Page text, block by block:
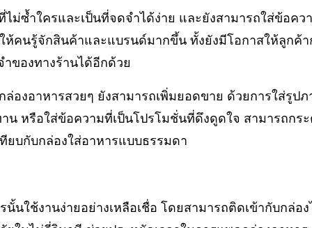
ไม่ซ้ำใครและเป็นที่จดจำได้ง่าย และยังสามารถใส่ข้อค
ห้คนรู้จักสินค้าและแบรนด์มากขึ้น ทั้งยังมีโอกาสให้ลูกค้
ของทางร้านได้อีกด้วย
องอาหารสวยๆ ยังสามารถเพิ่มยอดขาย ด้วยการใส่รูป
น หรือใส่ข้อความที่เป็นโปรโมชั่นที่ดึงดูดใจ สามารถกร
ยบกับกล่องใส่อาหารแบบธรรมดา
นใช้งานง่ายอย่างเหลือเชื่อ โดยสามารถติดเข้ากับกล่อ